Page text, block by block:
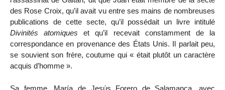
des Rose Croix, qu’il avait vu entre ses mains de nombreuses
publications de cette secte, qu’il possédait un livre intitulé
Divinités atomiques et qu’il recevait constamment de la
correspondance en provenance des États Unis. Il parlait peu,
se souvient son frère, coutume qui « était plutôt un caractère
acquis d’homme ».
Sa femme, María de Jesús Forero de Salamanca, avec